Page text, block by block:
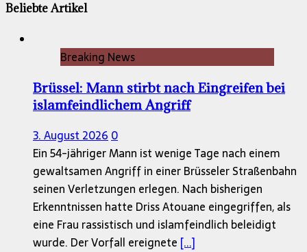
Beliebte Artikel
Breaking News
Brüssel: Mann stirbt nach Eingreifen bei
islamfeindlichem Angriff
3. August 2026 0
Ein 54-jähriger Mann ist wenige Tage nach einem
gewaltsamen Angriff in einer Brüsseler Straßenbahn
seinen Verletzungen erlegen. Nach bisherigen
Erkenntnissen hatte Driss Atouane eingegriffen, als
eine Frau rassistisch und islamfeindlich beleidigt
wurde. Der Vorfall ereignete [...]